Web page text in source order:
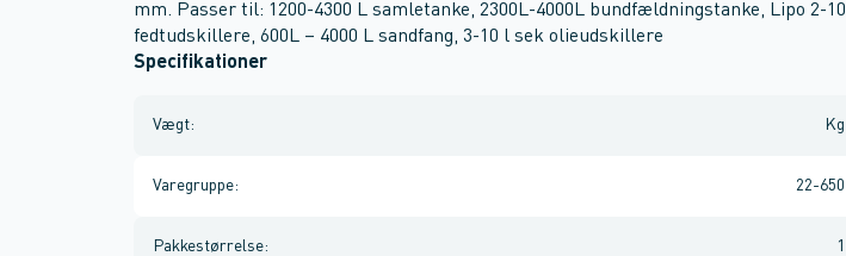
mm. Passer til: 1200-4300 L samletanke, 2300L-4000L bundfældningstanke, Lipo 2-10
fedtudskillere, 600L – 4000 L sandfang, 3-10 l sek olieudskillere
Specifikationer
Vægt: Kg
Varegruppe: 22-650
Pakkestørrelse: 1